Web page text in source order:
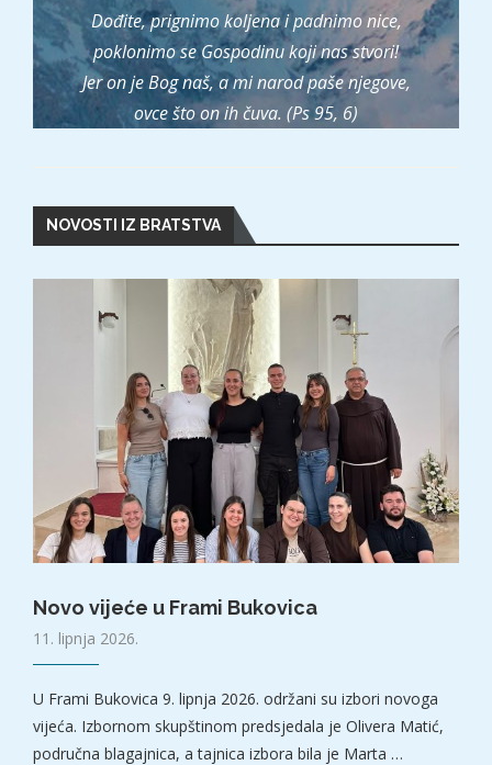
Dođite, prignimo koljena i padnimo nice,
poklonimo se Gospodinu koji nas stvori!
Jer on je Bog naš, a mi narod paše njegove,
ovce što on ih čuva. (Ps 95, 6)
NOVOSTI IZ BRATSTVA
Novo vijeće u Frami Bukovica
11. lipnja 2026.
U Frami Bukovica 9. lipnja 2026. održani su izbori novoga
vijeća. Izbornom skupštinom predsjedala je Olivera Matić,
područna blagajnica, a tajnica izbora bila je Marta …